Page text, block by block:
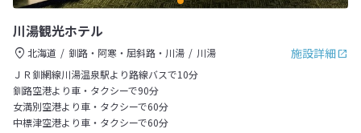
川湯観光ホテル
施設詳細
北海道 釧路・阿寒・屈斜路・川湯
川湯
ＪＲ釧網線川湯温泉駅より路線バスで10分
釧路空港より車・タクシーで90分
女満別空港より車・タクシーで60分
中標津空港より車・タクシーで60分